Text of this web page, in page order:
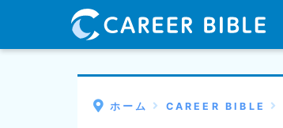
ホーム CAREER BIBLE